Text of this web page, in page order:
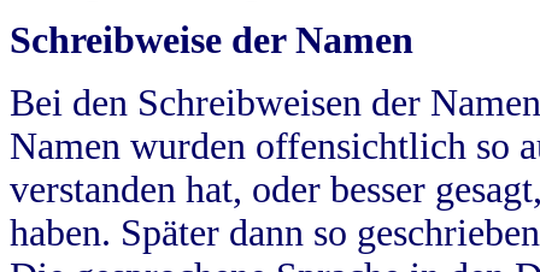
Schreibweise der Namen
Bei den Schreibweisen der
Namen wurden offensichtlich so
verstanden hat, oder besser
haben. Später dann so